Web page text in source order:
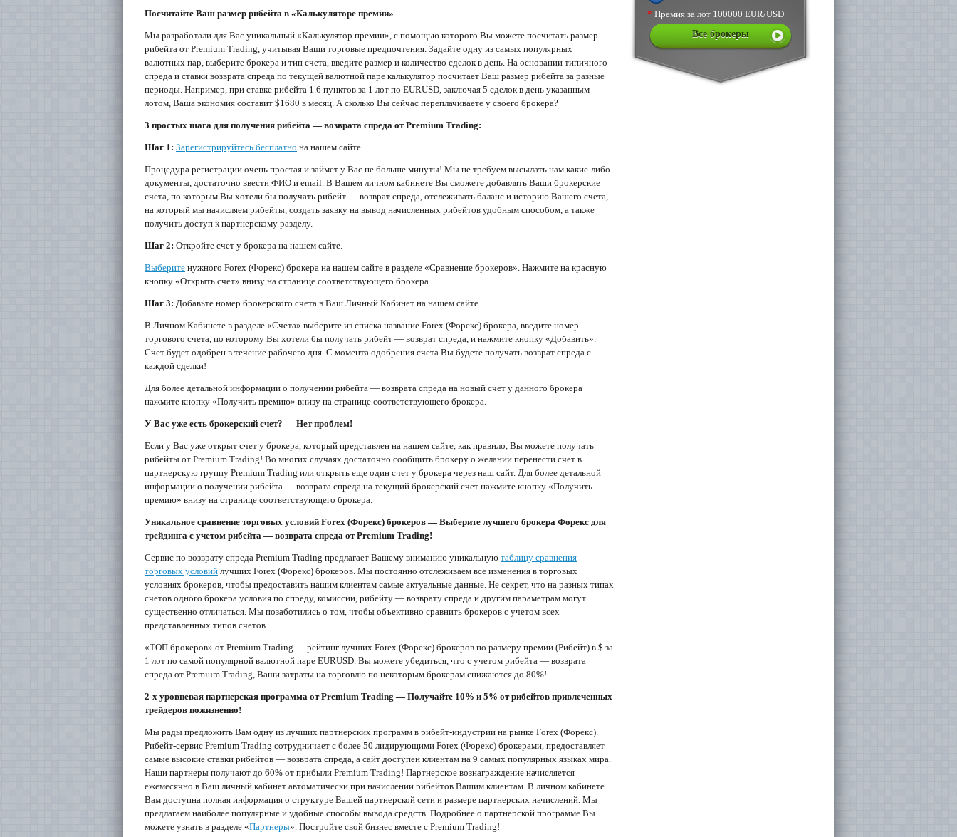
* Премия за лот 100000 EUR/USD
Все брокеры
Посчитайте Ваш размер рибейта в «Калькуляторе премии»
Мы разработали для Вас уникальный «Калькулятор премии», с помощью которого Вы можете посчитать размер
рибейта от Premium Trading, учитывая Ваши торговые предпочтения. Задайте одну из самых популярных
валютных пар, выберите брокера и тип счета, введите размер и количество сделок в день. На основании типичного
спреда и ставки возврата спреда по текущей валютной паре калькулятор посчитает Ваш размер рибейта за разные
периоды. Например, при ставке рибейта 1.6 пунктов за 1 лот по EURUSD, заключая 5 сделок в день указанным
лотом, Ваша экономия составит $1680 в месяц. А сколько Вы сейчас переплачиваете у своего брокера?
3 простых шага для получения рибейта — возврата спреда от Premium Trading:
Шаг 1: Зарегистрируйтесь бесплатно на нашем сайте.
Процедура регистрации очень простая и займет у Вас не больше минуты! Мы не требуем высылать нам какие-либо
документы, достаточно ввести ФИО и email. В Вашем личном кабинете Вы сможете добавлять Ваши брокерские
счета, по которым Вы хотели бы получать рибейт — возврат спреда, отслеживать баланс и историю Вашего счета,
на который мы начисляем рибейты, создать заявку на вывод начисленных рибейтов удобным способом, а также
получить доступ к партнерскому разделу.
Шаг 2: Откройте счет у брокера на нашем сайте.
Выберите нужного Forex (Форекс) брокера на нашем сайте в разделе «Сравнение брокеров». Нажмите на красную
кнопку «Открыть счет» внизу на странице соответствующего брокера.
Шаг 3: Добавьте номер брокерского счета в Ваш Личный Кабинет на нашем сайте.
В Личном Кабинете в разделе «Счета» выберите из списка название Forex (Форекс) брокера, введите номер
торгового счета, по которому Вы хотели бы получать рибейт — возврат спреда, и нажмите кнопку «Добавить».
Счет будет одобрен в течение рабочего дня. С момента одобрения счета Вы будете получать возврат спреда с
каждой сделки!
Для более детальной информации о получении рибейта — возврата спреда на новый счет у данного брокера
нажмите кнопку «Получить премию» внизу на странице соответствующего брокера.
У Вас уже есть брокерский счет? — Нет проблем!
Если у Вас уже открыт счет у брокера, который представлен на нашем сайте, как правило, Вы можете получать
рибейты от Premium Trading! Во многих случаях достаточно сообщить брокеру о желании перенести счет в
партнерскую группу Premium Trading или открыть еще один счет у брокера через наш сайт. Для более детальной
информации о получении рибейта — возврата спреда на текущий брокерский счет нажмите кнопку «Получить
премию» внизу на странице соответствующего брокера.
Уникальное сравнение торговых условий Forex (Форекс) брокеров — Выберите лучшего брокера Форекс для
трейдинга с учетом рибейта — возврата спреда от Premium Trading!
Сервис по возврату спреда Premium Trading предлагает Вашему вниманию уникальную таблицу сравнения
торговых условий лучших Forex (Форекс) брокеров. Мы постоянно отслеживаем все изменения в торговых
условиях брокеров, чтобы предоставить нашим клиентам самые актуальные данные. Не секрет, что на разных типах
счетов одного брокера условия по спреду, комиссии, рибейту — возврату спреда и другим параметрам могут
существенно отличаться. Мы позаботились о том, чтобы объективно сравнить брокеров с учетом всех
представленных типов счетов.
«ТОП брокеров» от Premium Trading — рейтинг лучших Forex (Форекс) брокеров по размеру премии (Рибейт) в $ за
1 лот по самой популярной валютной паре EURUSD. Вы можете убедиться, что с учетом рибейта — возврата
спреда от Premium Trading, Ваши затраты на торговлю по некоторым брокерам снижаются до 80%!
2-х уровневая партнерская программа от Premium Trading — Получайте 10% и 5% от рибейтов привлеченных
трейдеров пожизненно!
Мы рады предложить Вам одну из лучших партнерских программ в рибейт-индустрии на рынке Forex (Форекс).
Рибейт-сервис Premium Trading сотрудничает с более 50 лидирующими Forex (Форекс) брокерами, предоставляет
самые высокие ставки рибейтов — возврата спреда, а сайт доступен клиентам на 9 самых популярных языках мира.
Наши партнеры получают до 60% от прибыли Premium Trading! Партнерское вознаграждение начисляется
ежемесячно в Ваш личный кабинет автоматически при начислении рибейтов Вашим клиентам. В личном кабинете
Вам доступна полная информация о структуре Вашей партнерской сети и размере партнерских начислений. Мы
предлагаем наиболее популярные и удобные способы вывода средств. Подробнее о партнерской программе Вы
можете узнать в разделе «Партнеры». Постройте свой бизнес вместе с Premium Trading!